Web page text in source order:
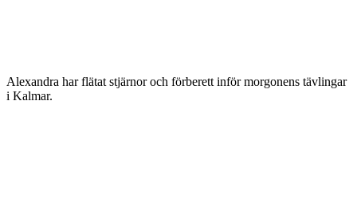
Alexandra har flätat stjärnor och förberett inför morgonens tävlingar
i Kalmar.